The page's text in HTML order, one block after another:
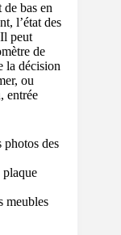
bas en
l’état des
peut
de
la décision
ou
entrée
photos des
plaque
meubles